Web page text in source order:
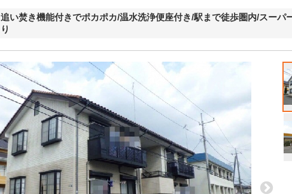
追い焚き機能付きでポカポカ/温水洗浄便座付き/駅まで徒歩圏内/スーパ
り